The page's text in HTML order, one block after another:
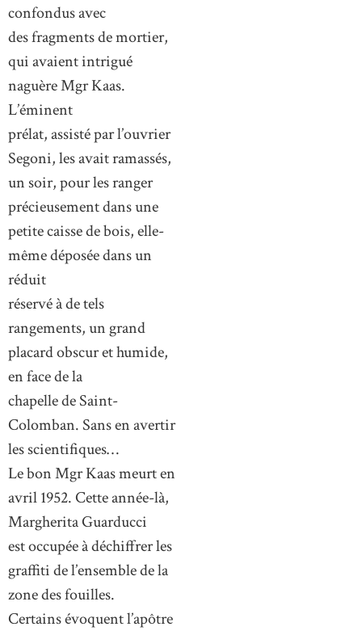
confondus avec
des fragments de mortier,
qui avaient intrigué
naguère Mgr Kaas.
L’éminent
prélat, assisté par l’ouvrier
Segoni, les avait ramassés,
un soir, pour les ranger
précieusement dans une
petite caisse de bois, elle-
même déposée dans un
réduit
réservé à de tels
rangements, un grand
placard obscur et humide,
en face de la
chapelle de Saint-
Colomban. Sans en avertir
les scientifiques…
Le bon Mgr Kaas meurt en
avril 1952. Cette année-là,
Margherita Guarducci
est occupée à déchiffrer les
graffiti de l’ensemble de la
zone des fouilles.
Certains évoquent l’apôtre